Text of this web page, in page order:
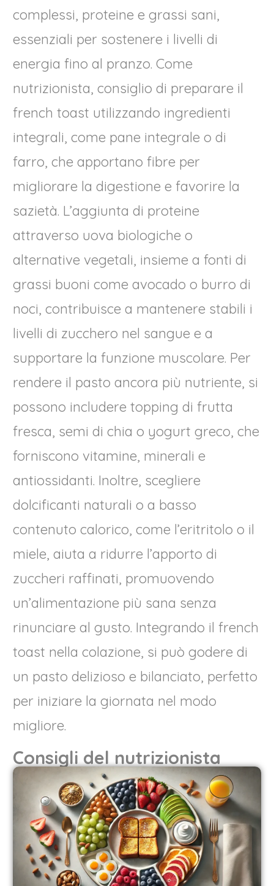
complessi, proteine e grassi sani,
essenziali per sostenere i livelli di
energia fino al pranzo. Come
nutrizionista, consiglio di preparare il
french toast utilizzando ingredienti
integrali, come pane integrale o di
farro, che apportano fibre per
migliorare la digestione e favorire la
sazietà. L’aggiunta di proteine
attraverso uova biologiche o
alternative vegetali, insieme a fonti di
grassi buoni come avocado o burro di
noci, contribuisce a mantenere stabili i
livelli di zucchero nel sangue e a
supportare la funzione muscolare. Per
rendere il pasto ancora più nutriente, si
possono includere topping di frutta
fresca, semi di chia o yogurt greco, che
forniscono vitamine, minerali e
antiossidanti. Inoltre, scegliere
dolcificanti naturali o a basso
contenuto calorico, come l’eritritolo o il
miele, aiuta a ridurre l’apporto di
zuccheri raffinati, promuovendo
un’alimentazione più sana senza
rinunciare al gusto. Integrando il french
toast nella colazione, si può godere di
un pasto delizioso e bilanciato, perfetto
per iniziare la giornata nel modo
migliore.
Consigli del nutrizionista